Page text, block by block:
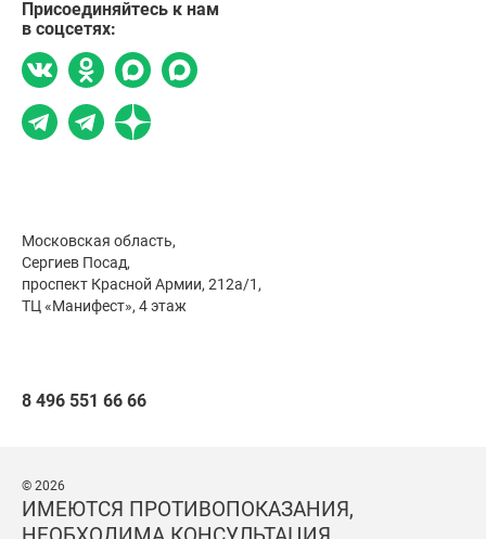
Присоединяйтесь к нам
в соцсетях:
Московская область,
Сергиев Посад,
проспект Красной Армии, 212а/1,
ТЦ «Манифест», 4 этаж
8 496 551 66 66
© 2026
ИМЕЮТСЯ ПРОТИВОПОКАЗАНИЯ,